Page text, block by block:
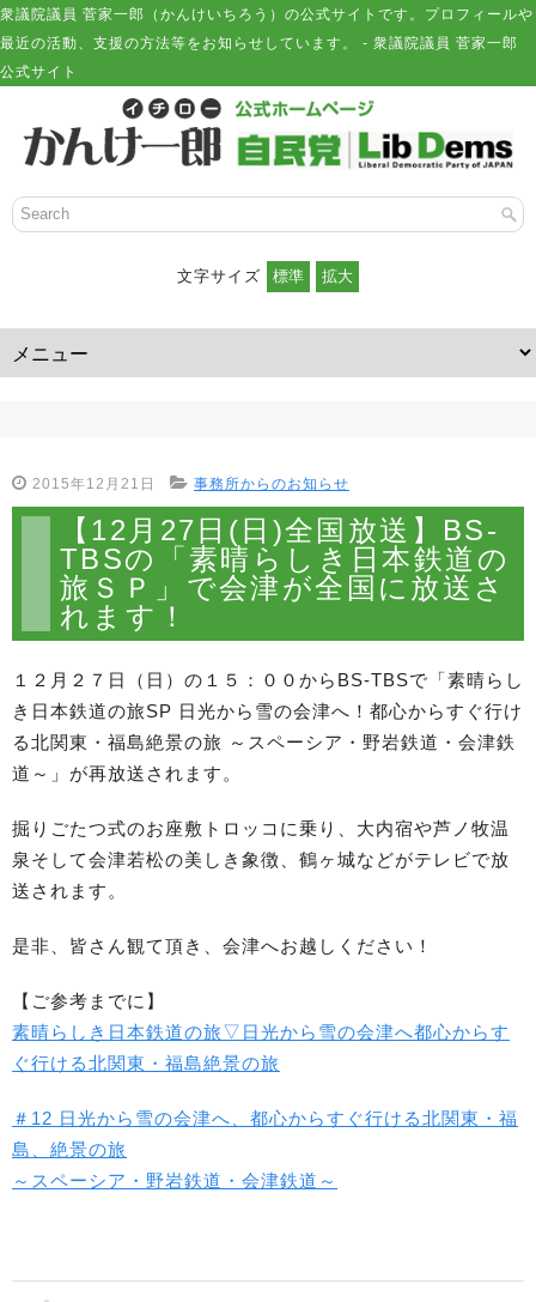
衆議院議員 菅家一郎（かんけいちろう）の公式サイトです。プロフィールや
最近の活動、支援の方法等をお知らせしています。 - 衆議院議員 菅家一郎
公式サイト
文字サイズ
2015年12月21日 事務所からのお知らせ
【12月27日(日)全国放送】BS-
TBSの「素晴らしき日本鉄道の
旅ＳＰ」で会津が全国に放送さ
れます！
１２月２７日（日）の１５：００からBS-TBSで「素晴らし
き日本鉄道の旅SP 日光から雪の会津へ！都心からすぐ行け
る北関東・福島絶景の旅 ～スペーシア・野岩鉄道・会津鉄
道～」が再放送されます。
掘りごたつ式のお座敷トロッコに乗り、大内宿や芦ノ牧温
泉そして会津若松の美しき象徴、鶴ヶ城などがテレビで放
送されます。
是非、皆さん観て頂き、会津へお越しください！
【ご参考までに】
素晴らしき日本鉄道の旅▽日光から雪の会津へ都心からす
ぐ行ける北関東・福島絶景の旅
＃12 日光から雪の会津へ、都心からすぐ行ける北関東・福
島、絶景の旅
～スペーシア・野岩鉄道・会津鉄道～